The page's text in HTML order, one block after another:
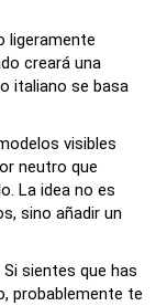
ligeramente
creará una
italiano se basa
visibles
neutro que
La idea no es
sino añadir un
sientes que has
probablemente te